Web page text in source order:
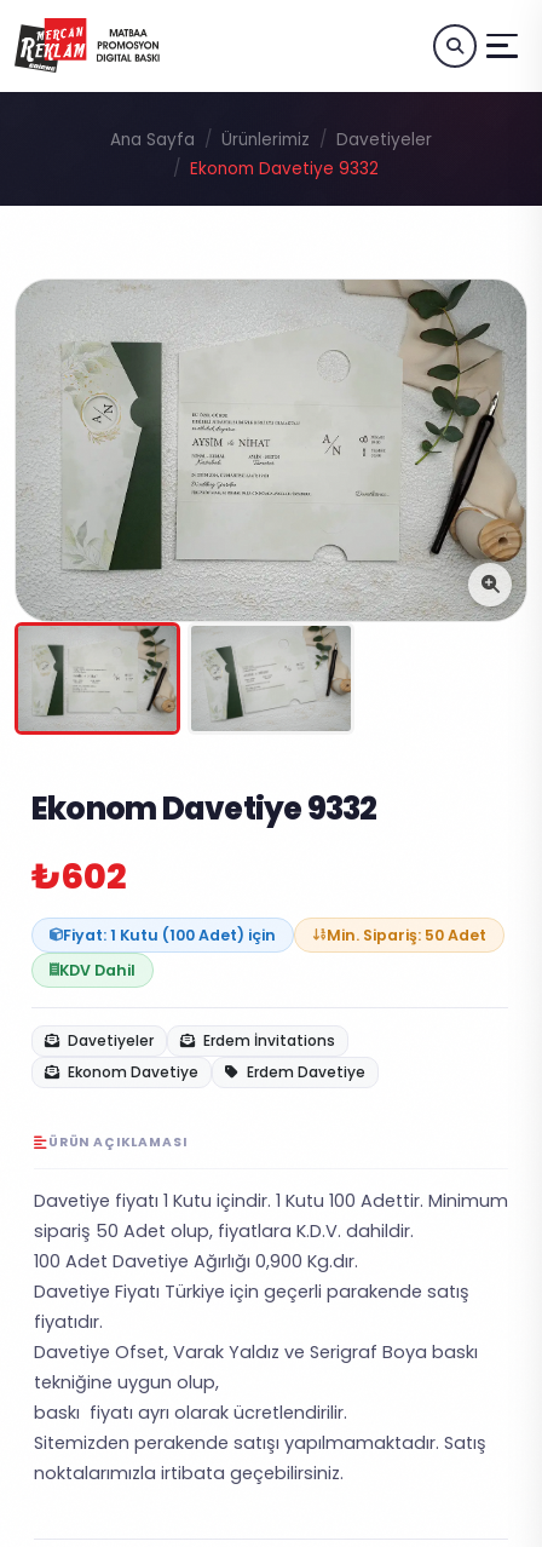
Ana Sayfa Ürünlerimiz
Davetiyeler
Ekonom Davetiye 9332
Ekonom Davetiye 9332
₺602
Fiyat: 1 Kutu (100 Adet) için
Min. Sipariş: 50 Adet
KDV Dahil
Davetiyeler
Erdem İnvitations
Ekonom Davetiye
Erdem Davetiye
ÜRÜN AÇIKLAMASI
Davetiye fiyatı 1 Kutu içindir. 1 Kutu 100 Adettir. Minimum
sipariş 50 Adet olup, fiyatlara K.D.V. dahildir.
100 Adet Davetiye Ağırlığı 0,900 Kg.dır.
Davetiye Fiyatı Türkiye için geçerli parakende satış
fiyatıdır.
Davetiye Ofset, Varak Yaldız ve Serigraf Boya baskı
tekniğine uygun olup,
baskı fiyatı ayrı olarak ücretlendirilir.
Sitemizden perakende satışı yapılmamaktadır. Satış
noktalarımızla irtibata geçebilirsiniz.